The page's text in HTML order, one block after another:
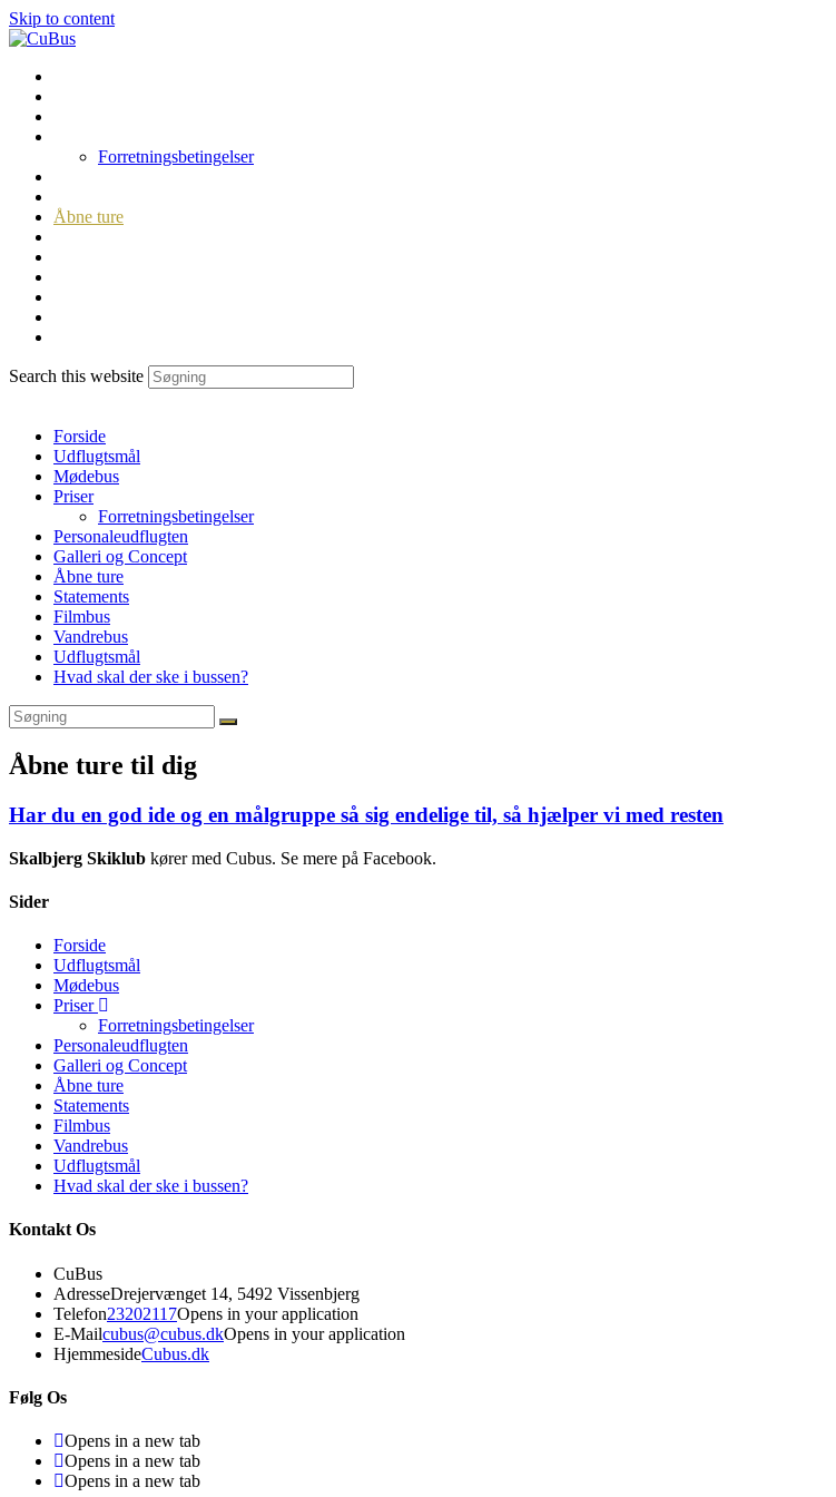
Skip to content
Forretningsbetingelser
Åbne ture
Search this website
Forside
Udflugtsmål
Mødebus
Priser
Forretningsbetingelser
Personaleudflugten
Galleri og Concept
Åbne ture
Statements
Filmbus
Vandrebus
Udflugtsmål
Hvad skal der ske i bussen?
Åbne ture til dig
Har du en god ide og en målgruppe så sig endelige til, så hjælper vi med resten
Skalbjerg Skiklub kører med Cubus. Se mere på Facebook.
Sider
Forside
Udflugtsmål
Mødebus
Priser
Forretningsbetingelser
Personaleudflugten
Galleri og Concept
Åbne ture
Statements
Filmbus
Vandrebus
Udflugtsmål
Hvad skal der ske i bussen?
Kontakt Os
CuBus
AdresseDrejervænget 14, 5492 Vissenbjerg
Telefon23202117Opens in your application
E-Mailcubus@cubus.dkOpens in your application
HjemmesideCubus.dk
Følg Os
Opens in a new tab
Opens in a new tab
Opens in a new tab